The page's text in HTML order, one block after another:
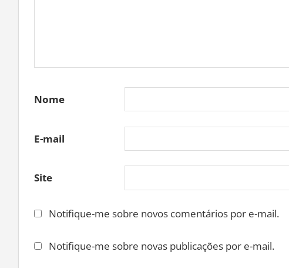
Nome
E-mail
Site
Notifique-me sobre novos comentários por e-mail.
Notifique-me sobre novas publicações por e-mail.